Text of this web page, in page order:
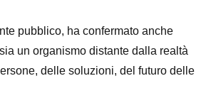
pubblico, ha confermato anche
un organismo distante dalla realtà
delle soluzioni, del futuro delle